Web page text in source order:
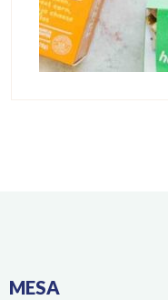
MESA